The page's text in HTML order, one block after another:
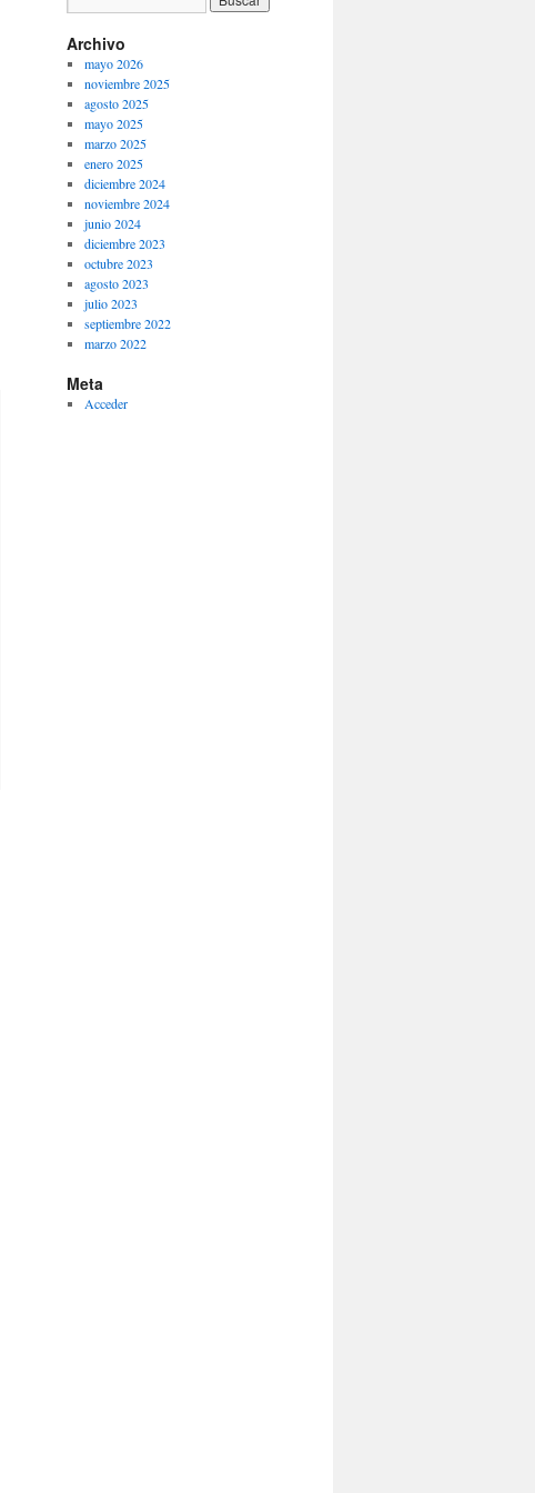
Archivo
mayo 2026
noviembre 2025
agosto 2025
mayo 2025
marzo 2025
enero 2025
diciembre 2024
noviembre 2024
junio 2024
diciembre 2023
octubre 2023
agosto 2023
julio 2023
septiembre 2022
marzo 2022
Meta
Acceder